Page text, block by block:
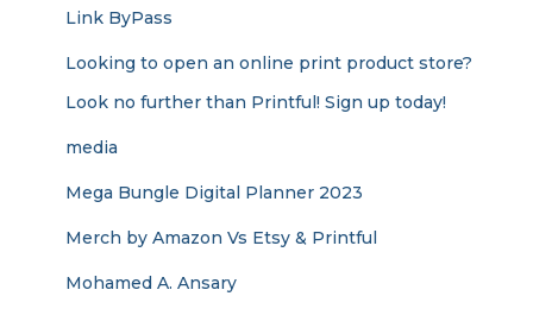
Link ByPass
Looking to open an online print product store?
Look no further than Printful! Sign up today!
media
Mega Bungle Digital Planner 2023
Merch by Amazon Vs Etsy & Printful
Mohamed A. Ansary